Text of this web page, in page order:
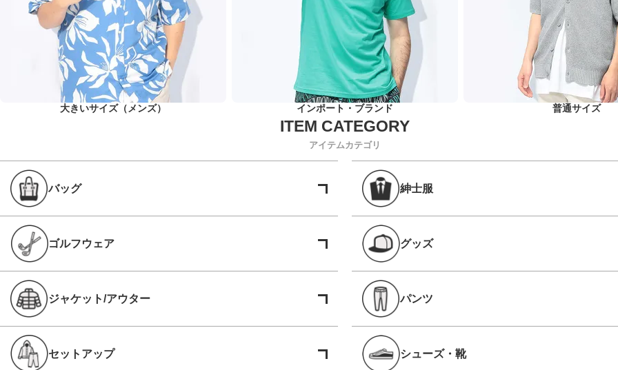
大きいサイズ（メンズ） インポート・ブランド 普通サイズ
アイテムカテゴリ
バッグ 紳士服
ゴルフウェア グッズ
ジャケット/アウター パンツ
セットアップ シューズ・靴